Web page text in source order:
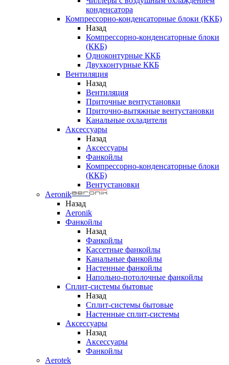
конденсатора
Компрессорно-конденсаторные блоки (ККБ)
Назад
Компрессорно-конденсаторные блоки
(ККБ)
Одноконтурные ККБ
Двухконтурные ККБ
Вентиляция
Назад
Вентиляция
Приточные вентустановки
Приточно-вытяжные вентустановки
Канальные охладители
Аксессуары
Назад
Аксессуары
Фанкойлы
Компрессорно-конденсаторные блоки
(ККБ)
Вентустановки
Aeronik
Назад
Aeronik
Фанкойлы
Назад
Фанкойлы
Кассетные фанкойлы
Канальные фанкойлы
Настенные фанкойлы
Напольно-потолочные фанкойлы
Сплит-системы бытовые
Назад
Сплит-системы бытовые
Настенные сплит-системы
Аксессуары
Назад
Аксессуары
Фанкойлы
Aerotek